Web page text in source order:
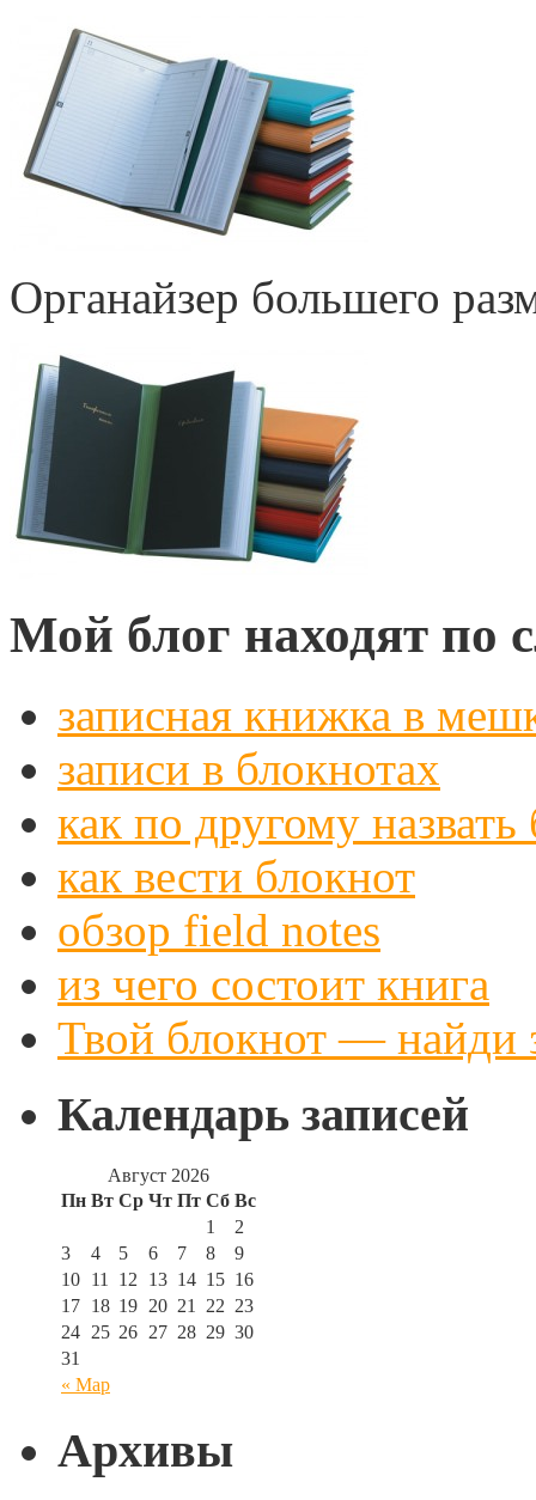
Органайзер большего
Мой блог находят по
записная книжка в
записи в блокнотах
как по другому назвать
как вести блокнот
обзор field notes
из чего состоит книга
Твой блокнот — найди
Календарь записей
Август 2026
Пн Вт Ср Чт Пт Сб Вс
« Мар
1
2
3
4 5 6 7 8
9
10 11 12 13 14 15 16
17 18 19 20 21 22 23
24 25 26 27 28 29 30
31
Архивы